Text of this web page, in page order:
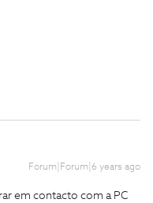
Forum|Forum|6 years ago
em contacto com a PC